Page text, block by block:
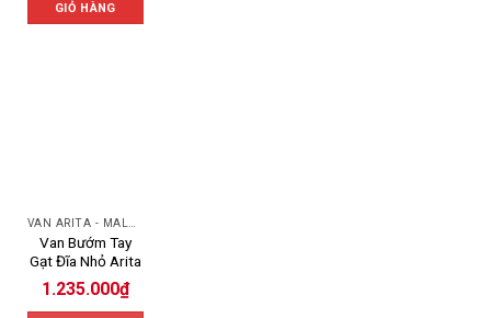
GIỎ HÀNG
Van Bướm Tay
Gạt Đĩa Nhỏ Arita
1.235.000₫